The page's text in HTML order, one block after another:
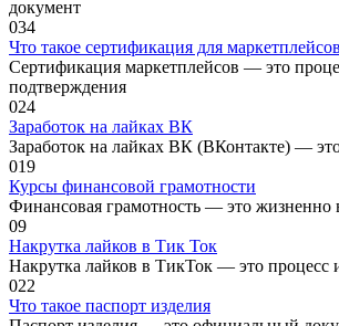
документ
034
Что такое сертификация для маркетплейсов
Сертификация маркетплейсов — это
подтверждения
024
Заработок на лайках ВК
Заработок на лайках ВК (ВКонтакте) —
019
Курсы финансовой грамотности
Финансовая грамотность — это
09
Накрутка лайков в Тик Ток
Накрутка лайков в ТикТок — это процесс
022
Что такое паспорт изделия